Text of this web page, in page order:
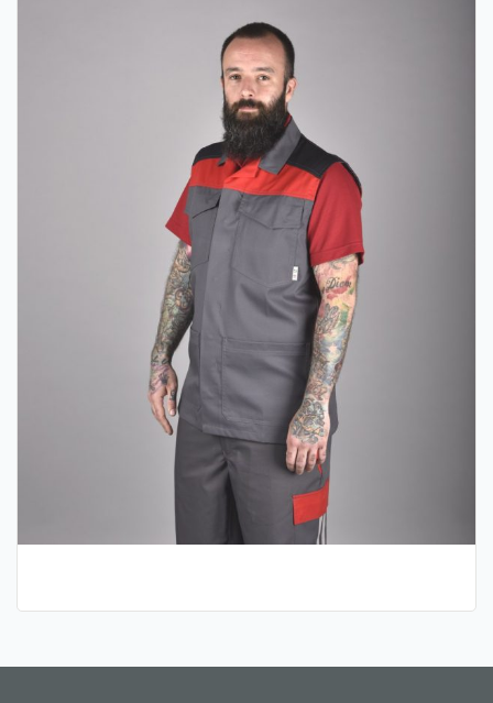
Stretch Line vesta